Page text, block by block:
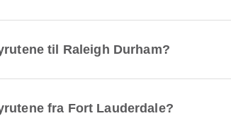
til Raleigh Durham?
fra Fort Lauderdale?